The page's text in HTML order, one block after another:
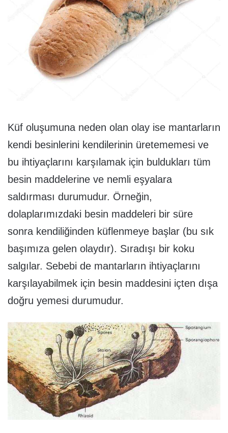
Küf oluşumuna neden olan olay ise mantarların
kendi besinlerini kendilerinin üretememesi ve
bu ihtiyaçlarını karşılamak için buldukları tüm
besin maddelerine ve nemli eşyalara
saldırması durumudur. Örneğin,
dolaplarımızdaki besin maddeleri bir süre
sonra kendiliğinden küflenmeye başlar (bu sık
başımıza gelen olaydır). Sıradışı bir koku
salgılar. Sebebi de mantarların ihtiyaçlarını
karşılayabilmek için besin maddesini içten dışa
doğru yemesi durumudur.